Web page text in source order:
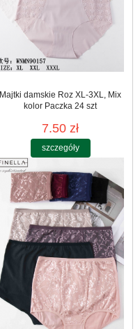
Majtki damskie Roz XL-3XL, Mix
kolor Paczka 24 szt
7.50 zł
szczegóły